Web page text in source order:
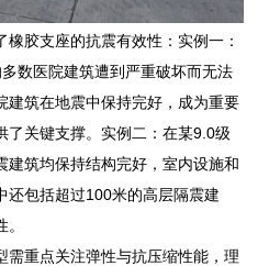
胶支座的抗震有效性：实例一：
数医院建筑遭到严重破坏而无法
建筑在地震中保持完好，成为重要
了关键支撑。实例二：在某9.0级
建筑均保持结构完好，室内设施和
还包括超过100米的高层隔震建
需重点关注弹性与抗压缩性能，理